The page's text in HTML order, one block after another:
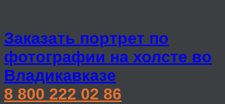
Заказать портрет по
фотографии на холсте во
Владикавказе
8 800 222 02 86